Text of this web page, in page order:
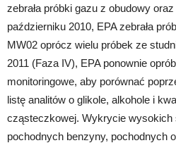
zebrała próbki gazu z obudowy
październiku 2010, EPA zebrała
MW02 oprócz wielu próbek ze
2011 (Faza IV), EPA ponownie
monitoringowe, aby porównać
listę analitów o glikole, alkohole i
cząsteczkowej. Wykrycie wysokich
pochodnych benzyny, pochodnych